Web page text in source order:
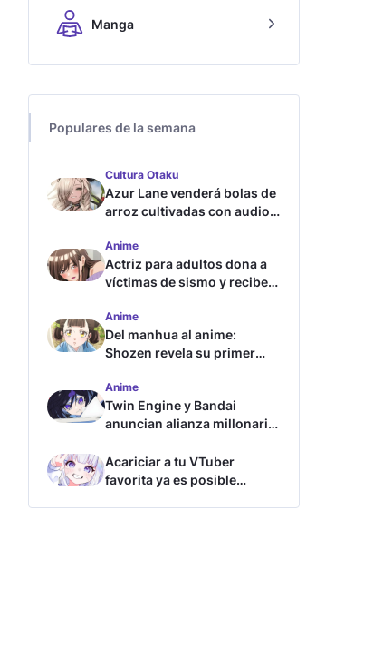
Manga
Populares de la semana
Cultura Otaku
Azur Lane venderá bolas de
arroz cultivadas con audios
Anime
Actriz para adultos dona a
víctimas de sismo y recibe
Anime
Del manhua al anime:
Shozen revela su primer
Anime
Twin Engine y Bandai
anuncian alianza millonaria
Acariciar a tu VTuber
favorita ya es posible